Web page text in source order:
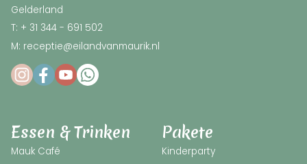
Gelderland
T: + 31 344 - 691 502
M: receptie@eilandvanmaurik.nl
Essen & Trinken
Mauk Café
Pakete
Kinderparty